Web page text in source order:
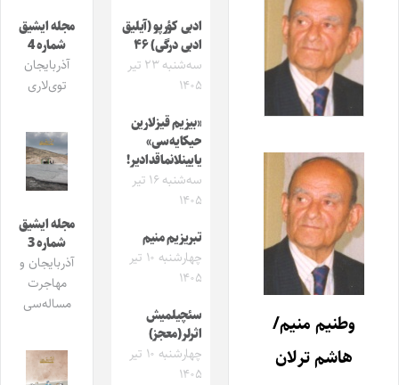
وطنیم‌ منیم‌/
هاشم ترلان
ادبی کؤرپو (آیلیق
ادبی درگی) ۴۶
سه‌شنبه ۲۳ تیر
۱۴۰۵
«بیزیم قیزلارین
حیکایه‌سی»
یایینلانماقدادیر!
سه‌شنبه ۱۶ تیر
۱۴۰۵
تبریزیم منیم
چهارشنبه ۱۰ تیر
۱۴۰۵
سئچیلمیش
اثرلر(معجز)
چهارشنبه ۱۰ تیر
۱۴۰۵
مجله ایشیق
شماره 4
آذربایجان
توی‌لاری
مجله ایشیق
شماره 3
آذربایجان و
مهاجرت
مساله‌سی